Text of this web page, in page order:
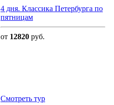
4 дня. Классика Петербурга по
пятницам
от 12820 руб.
Cмотреть тур